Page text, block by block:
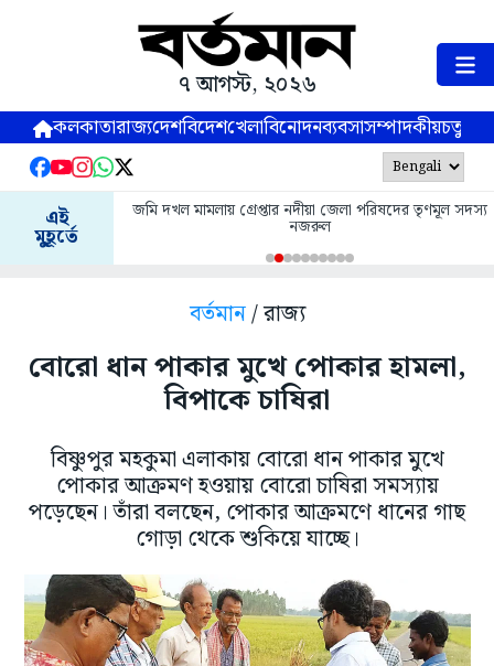
৭ আগস্ট, ২০২৬
কলকাতারাজ্যদেশবিদেশখেলাবিনোদনব্যবসাসম্পাদকীয়
এই
মুহূর্তে
জমি দখল মামলায় গ্রেপ্তার নদীয়া জেলা পরিষদের তৃণমূল সদস্য
নজরুল
বর্তমান/ রাজ্য
বোরো ধান পাকার মুখে পোকার হামলা,
বিপাকে চাষিরা
বিষ্ণুপুর মহকুমা এলাকায় বোরো ধান পাকার মুখে
পোকার আক্রমণ হওয়ায় বোরো চাষিরা সমস্যায়
পড়েছেন। তাঁরা বলছেন, পোকার আক্রমণে ধানের গাছ
গোড়া থেকে শুকিয়ে যাচ্ছে।